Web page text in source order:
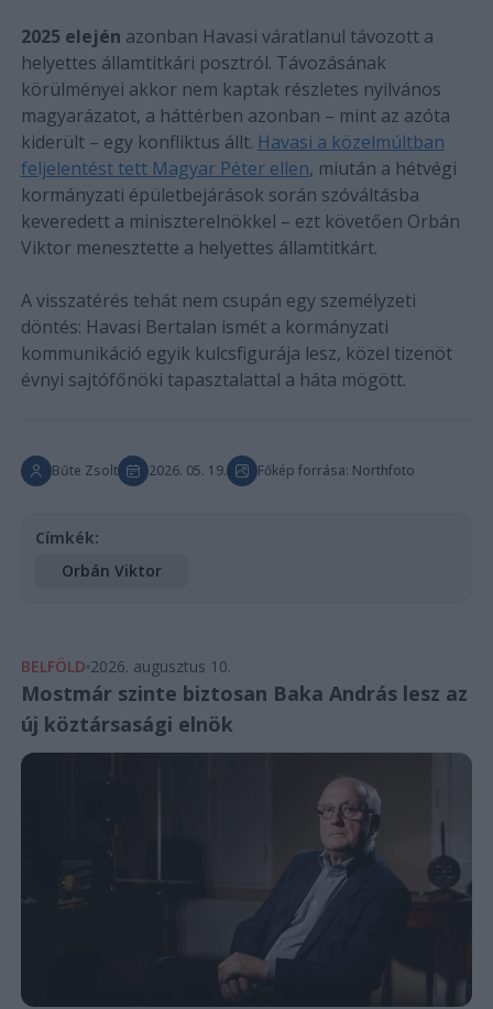
2025 elején azonban Havasi váratlanul távozott a
helyettes államtitkári posztról. Távozásának
körülményei akkor nem kaptak részletes nyilvános
magyarázatot, a háttérben azonban – mint az azóta
kiderült – egy konfliktus állt. Havasi a közelmúltban
feljelentést tett Magyar Péter ellen, miután a hétvégi
kormányzati épületbejárások során szóváltásba
keveredett a miniszterelnökkel – ezt követően Orbán
Viktor menesztette a helyettes államtitkárt.
A visszatérés tehát nem csupán egy személyzeti
döntés: Havasi Bertalan ismét a kormányzati
kommunikáció egyik kulcsfigurája lesz, közel tizenöt
évnyi sajtófőnöki tapasztalattal a háta mögött.
Bűte Zsolt 2026. 05. 19. Főkép forrása: Northfoto
Címkék:
Orbán Viktor
BELFÖLD 2026. augusztus 10.
Mostmár szinte biztosan Baka András lesz az
új köztársasági elnök